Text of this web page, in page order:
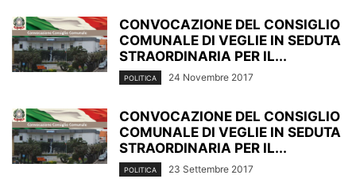
CONVOCAZIONE DEL CONSIGLIO
COMUNALE DI VEGLIE IN SEDUTA
STRAORDINARIA PER IL...
POLITICA 24 Novembre 2017
CONVOCAZIONE DEL CONSIGLIO
COMUNALE DI VEGLIE IN SEDUTA
STRAORDINARIA PER IL...
POLITICA 23 Settembre 2017